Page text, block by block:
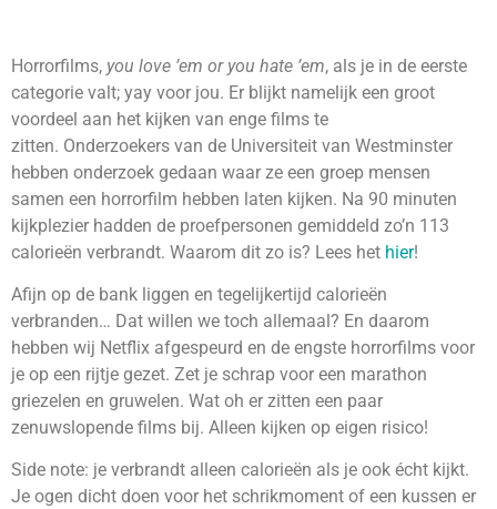
Horrorfilms, you love ’em or you hate ’em, als je in de eerste
categorie valt; yay voor jou. Er blijkt namelijk een groot
voordeel aan het kijken van enge films te
zitten. Onderzoekers van de Universiteit van Westminster
hebben onderzoek gedaan waar ze een groep mensen
samen een horrorfilm hebben laten kijken. Na 90 minuten
kijkplezier hadden de proefpersonen gemiddeld zo’n 113
calorieën verbrandt. Waarom dit zo is? Lees het hier!
Afijn op de bank liggen en tegelijkertijd calorieën
verbranden… Dat willen we toch allemaal? En daarom
hebben wij Netflix afgespeurd en de engste horrorfilms voor
je op een rijtje gezet. Zet je schrap voor een marathon
griezelen en gruwelen. Wat oh er zitten een paar
zenuwslopende films bij. Alleen kijken op eigen risico!
Side note: je verbrandt alleen calorieën als je ook écht kijkt.
Je ogen dicht doen voor het schrikmoment of een kussen er